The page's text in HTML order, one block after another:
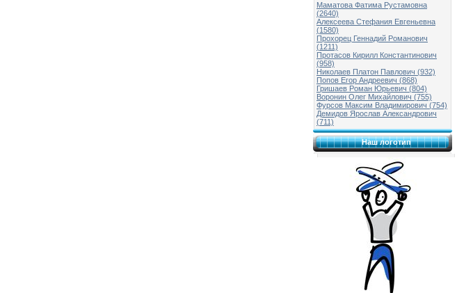
Маматова Фатима Рустамовна
(2640)
Алексеева Стефания Евгеньевна
(1580)
Прохорец Геннадий Романович
(1211)
Протасов Кирилл Константинович
(958)
Николаев Платон Павлович (932)
Попов Егор Андреевич (868)
Гришаев Роман Юрьевич (804)
Воронин Олег Михайлович (755)
Фурсов Максим Владимирович (754)
Демидов Ярослав Александрович
(711)
Наш логотип